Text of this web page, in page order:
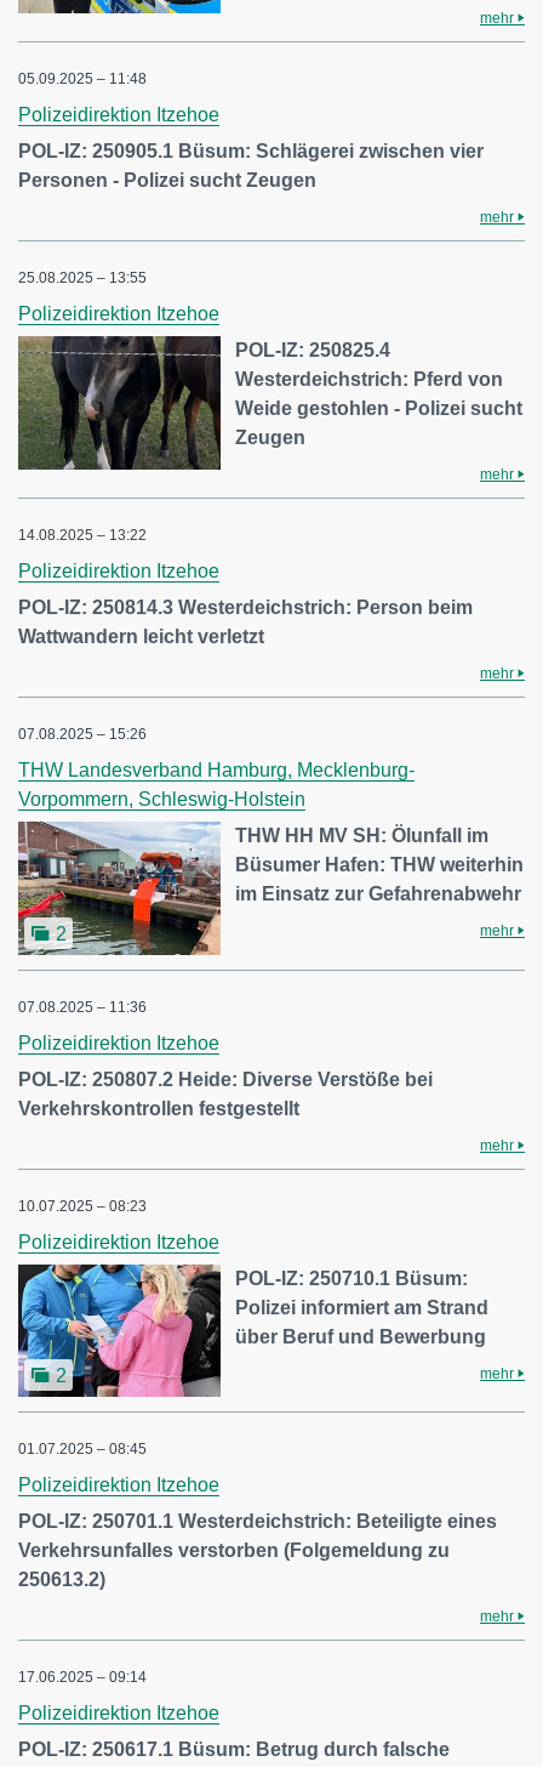
mehr
05.09.2025 – 11:48
Polizeidirektion Itzehoe
POL-IZ: 250905.1 Büsum: Schlägerei zwischen vier
Personen - Polizei sucht Zeugen
mehr
25.08.2025 – 13:55
Polizeidirektion Itzehoe
POL-IZ: 250825.4
Westerdeichstrich: Pferd von
Weide gestohlen - Polizei sucht
Zeugen
mehr
14.08.2025 – 13:22
Polizeidirektion Itzehoe
POL-IZ: 250814.3 Westerdeichstrich: Person beim
Wattwandern leicht verletzt
mehr
07.08.2025 – 15:26
THW Landesverband Hamburg, Mecklenburg-
Vorpommern, Schleswig-Holstein
2
THW HH MV SH: Ölunfall im
Büsumer Hafen: THW weiterhin
im Einsatz zur Gefahrenabwehr
mehr
07.08.2025 – 11:36
Polizeidirektion Itzehoe
POL-IZ: 250807.2 Heide: Diverse Verstöße bei
Verkehrskontrollen festgestellt
mehr
10.07.2025 – 08:23
Polizeidirektion Itzehoe
2
POL-IZ: 250710.1 Büsum:
Polizei informiert am Strand
über Beruf und Bewerbung
mehr
01.07.2025 – 08:45
Polizeidirektion Itzehoe
POL-IZ: 250701.1 Westerdeichstrich: Beteiligte eines
Verkehrsunfalles verstorben (Folgemeldung zu
250613.2)
mehr
17.06.2025 – 09:14
Polizeidirektion Itzehoe
POL-IZ: 250617.1 Büsum: Betrug durch falsche